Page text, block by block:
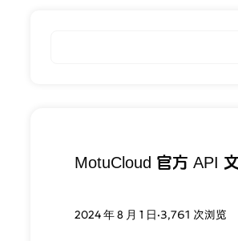
MotuCloud 官方 API
2024 年 8 月 1 日·3,761 次浏览